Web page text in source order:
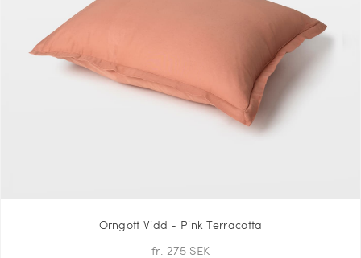
Örngott Vidd - Pink Terracotta
fr. 275 SEK